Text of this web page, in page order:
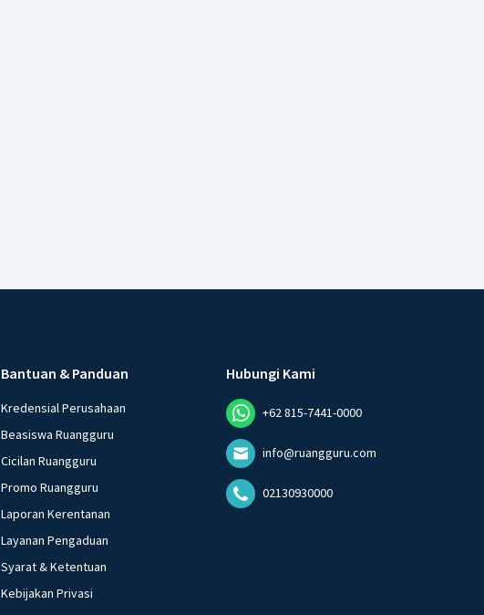
Bantuan & Panduan
Kredensial Perusahaan
Beasiswa Ruangguru
Cicilan Ruangguru
Promo Ruangguru
Laporan Kerentanan
Layanan Pengaduan
Syarat & Ketentuan
Kebijakan Privasi
Hubungi Kami
+62 815-7441-0000
info@ruangguru.com
02130930000